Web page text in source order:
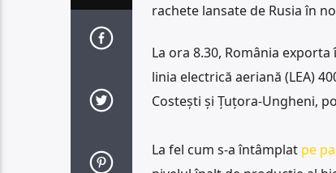
rachete lansate de Rusia în
La ora 8.30, România
linia electrică aeriană (LEA)
Costești și Țuțora-Ungheni,
La fel cum s-a întâmplat pe